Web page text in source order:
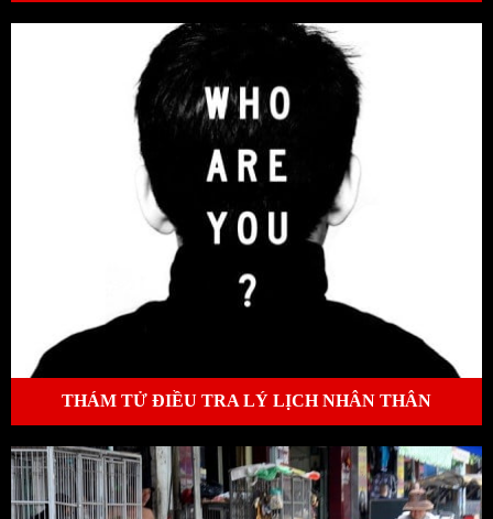
THÁM TỬ ĐIỀU TRA LÝ LỊCH NHÂN THÂN